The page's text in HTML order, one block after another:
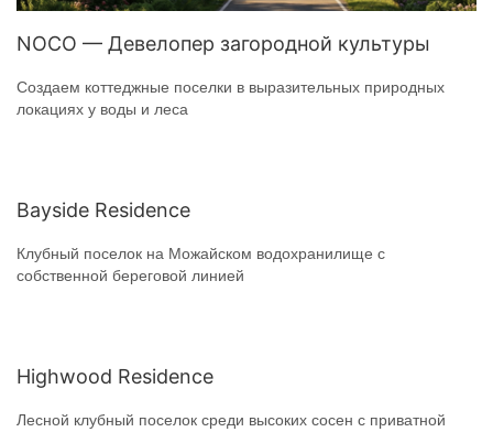
NOCO — Девелопер загородной культуры
Создаем коттеджные поселки в выразительных природных
локациях у воды и леса
Bayside Residence
Клубный поселок на Можайском водохранилище с
собственной береговой линией
Highwood Residence
Лесной клубный поселок среди высоких сосен с приватной